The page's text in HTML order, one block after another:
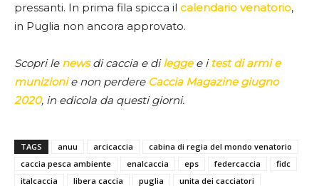
pressanti. In prima fila spicca il calendario venatorio,
in Puglia non ancora approvato.
Scopri le newsdi caccia e dileggee i test di armi e
munizioni e non perdere Caccia Magazine giugno
2020, in edicola da questi giorni.
TAGS anuu arcicaccia
cabina di regia del mondo venatorio
caccia pesca ambiente
enalcaccia eps federcaccia
fidc
italcaccia
libera caccia puglia unita dei cacciatori